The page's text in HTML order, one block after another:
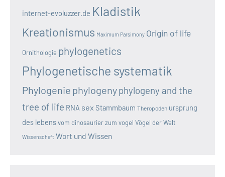
internet-evoluzzer.de Kladistik
Kreationismus Maximum Parsimony Origin of life
Ornithologie phylogenetics
Phylogenetische systematik
Phylogenie phylogenyphylogeny and the
tree of life RNA sex Stammbaum Theropoden ursprung
des lebensvom dinosaurier zum vogel Vögel der Welt
Wissenschaft Wort und Wissen